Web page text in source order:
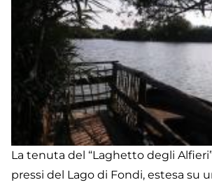
La tenuta del “Laghetto degli
pressi del Lago di Fondi, estesa su